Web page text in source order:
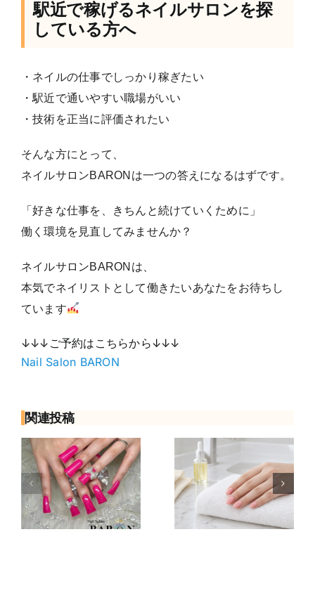
駅近で稼げるネイルサロンを探
している方へ
・ネイルの仕事でしっかり稼ぎたい
・駅近で通いやすい職場がいい
・技術を正当に評価されたい
そんな方にとって、
ネイルサロンBARONは一つの答えになるはずです。
「好きな仕事を、きちんと続けていくために」
働く環境を見直してみませんか？
ネイルサロンBARONは、
本気でネイリストとして働きたいあなたをお待ちし
ています
↓↓↓ご予約はこちらから↓↓↓
Nail Salon BARON
関連投稿
ジェルネイル
当日のお風呂
は大丈夫？水
仕事・サウ
ナ・保湿の注
サロン見学で
聞くこと12選
｜応募前の質
問チェックリ